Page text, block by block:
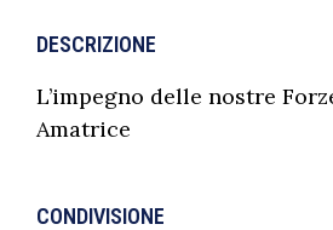
DESCRIZIONE
L’impegno delle nostre
Amatrice
CONDIVISIONE